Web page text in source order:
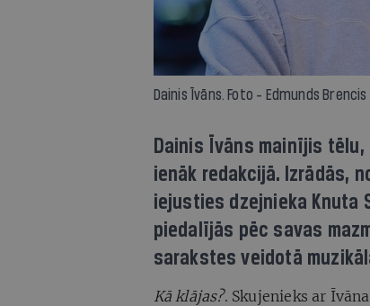
Dainis Īvāns. Foto - Edmunds Brencis
Dainis Īvāns mainījis tēlu,
ienāk redakcijā. Izrādās,
iejusties dzejnieka Knuta
piedalījās pēc savas
sarakstes veidotā
Kā klājas?. Skujenieks ar